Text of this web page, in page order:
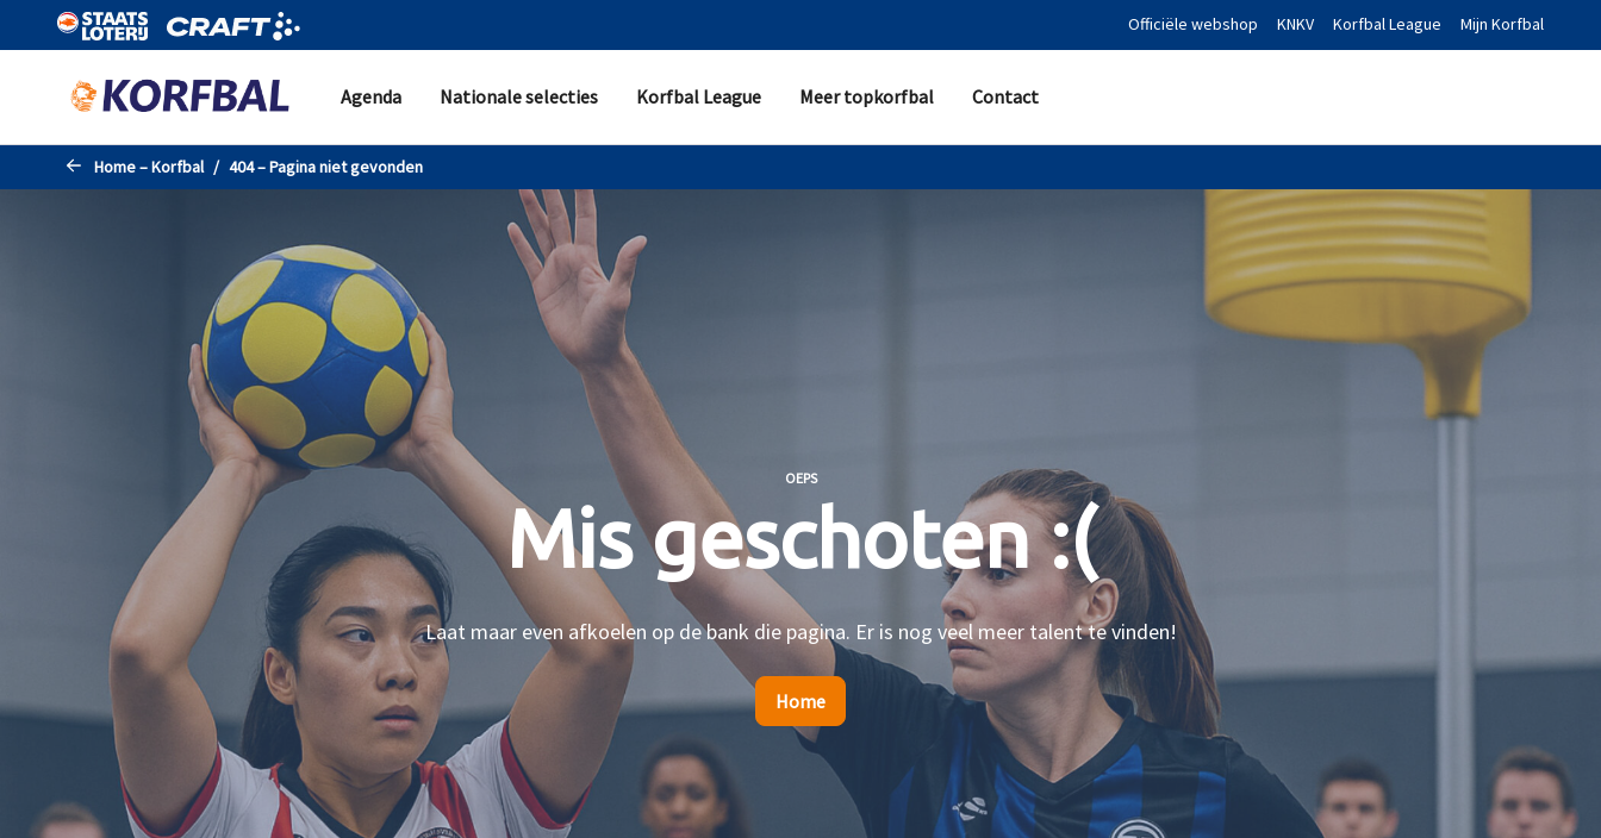
Naar de hoofdinhoud gaan Officiële webshop KNKV Korfbal League Mijn Korfbal
Agenda Nationale selecties Korfbal League Meer topkorfbal Contact
Home – Korfbal 404 – Pagina niet gevonden
OEPS
Mis geschoten :(
Laat maar even afkoelen op de bank die pagina. Er is nog veel meer talent te vinden!
Home